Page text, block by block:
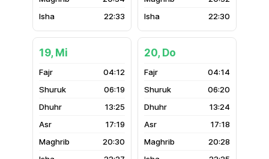
22:33
22:30
19, Mi
04:12
06:19
13:25
17:19
20:30
20, Do
04:14
06:20
13:24
17:18
20:28